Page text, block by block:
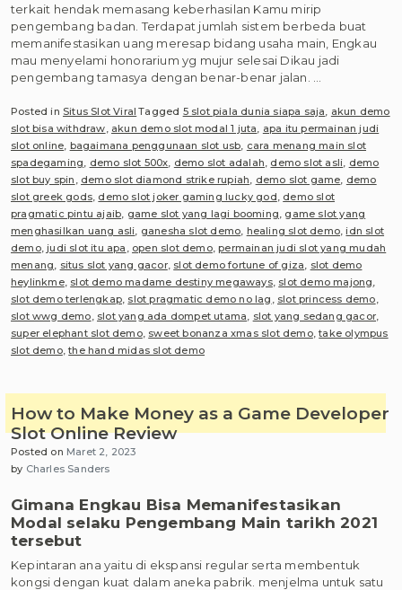
terkait hendak memasang keberhasilan Kamu mirip
pengembang badan. Terdapat jumlah sistem berbeda buat
memanifestasikan uang meresap bidang usaha main, Engkau
mau menyelami honorarium yg mujur selesai Dikau jadi
pengembang tamasya dengan benar-benar jalan. …
Posted in Situs Slot Viral Tagged 5 slot piala dunia siapa saja, akun demo
slot bisa withdraw, akun demo slot modal 1 juta, apa itu permainan judi
slot online, bagaimana penggunaan slot usb, cara menang main slot
spadegaming, demo slot 500x, demo slot adalah, demo slot asli, demo
slot buy spin , demo slot diamond strike rupiah, demo slot game, demo
slot greek gods, demo slot joker gaming lucky god, demo slot
pragmatic pintu ajaib, game slot yang lagi booming, game slot yang
menghasilkan uang asli, ganesha slot demo, healing slot demo,idn slot
demo,judi slot itu apa , open slot demo,permainan judi slot yang mudah
menang, situs slot yang gacor, slot demo fortune of giza, slot demo
heylinkme, slot demo madame destiny megaways, slot demo majong,
slot demo terlengkap, slot pragmatic demo no lag , slot princess demo,
slot wwg demo, slot yang ada dompet utama, slot yang sedang gacor,
super elephant slot demo, sweet bonanza xmas slot demo,take olympus
slot demo,the hand midas slot demo
How to Make Money as a Game Developer
Slot Online Review
Posted on Maret 2, 2023
by Charles Sanders
Gimana Engkau Bisa Memanifestasikan
Modal selaku Pengembang Main tarikh 2021
tersebut
Kepintaran ana yaitu di ekspansi regular serta membentuk
kongsi dengan kuat dalam aneka pabrik. menjelma untuk satu